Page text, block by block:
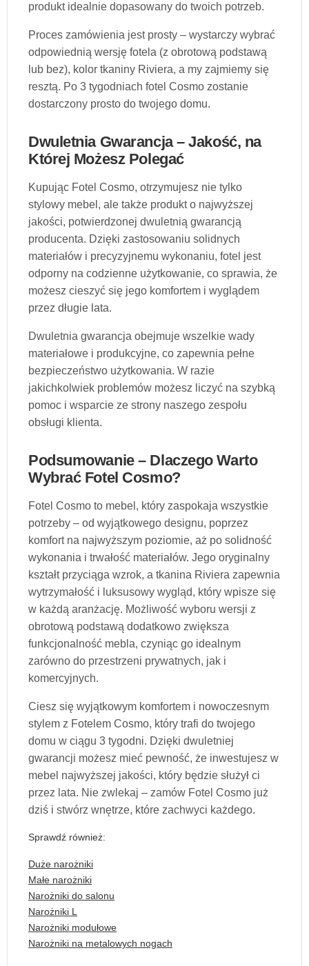
produkt idealnie dopasowany do twoich potrzeb.
Proces zamówienia jest prosty – wystarczy wybrać
odpowiednią wersję fotela (z obrotową podstawą
lub bez), kolor tkaniny Riviera, a my zajmiemy się
resztą. Po 3 tygodniach fotel Cosmo zostanie
dostarczony prosto do twojego domu.
Dwuletnia Gwarancja – Jakość, na
Której Możesz Polegać
Kupując Fotel Cosmo, otrzymujesz nie tylko
stylowy mebel, ale także produkt o najwyższej
jakości, potwierdzonej dwuletnią gwarancją
producenta. Dzięki zastosowaniu solidnych
materiałów i precyzyjnemu wykonaniu, fotel jest
odporny na codzienne użytkowanie, co sprawia, że
możesz cieszyć się jego komfortem i wyglądem
przez długie lata.
Dwuletnia gwarancja obejmuje wszelkie wady
materiałowe i produkcyjne, co zapewnia pełne
bezpieczeństwo użytkowania. W razie
jakichkolwiek problemów możesz liczyć na szybką
pomoc i wsparcie ze strony naszego zespołu
obsługi klienta.
Podsumowanie – Dlaczego Warto
Wybrać Fotel Cosmo?
Fotel Cosmo to mebel, który zaspokaja wszystkie
potrzeby – od wyjątkowego designu, poprzez
komfort na najwyższym poziomie, aż po solidność
wykonania i trwałość materiałów. Jego oryginalny
kształt przyciąga wzrok, a tkanina Riviera zapewnia
wytrzymałość i luksusowy wygląd, który wpisze się
w każdą aranżację. Możliwość wyboru wersji z
obrotową podstawą dodatkowo zwiększa
funkcjonalność mebla, czyniąc go idealnym
zarówno do przestrzeni prywatnych, jak i
komercyjnych.
Ciesz się wyjątkowym komfortem i nowoczesnym
stylem z Fotelem Cosmo, który trafi do twojego
domu w ciągu 3 tygodni. Dzięki dwuletniej
gwarancji możesz mieć pewność, że inwestujesz w
mebel najwyższej jakości, który będzie służył ci
przez lata. Nie zwlekaj – zamów Fotel Cosmo już
dziś i stwórz wnętrze, które zachwyci każdego.
Sprawdź również:
Duże narożniki
Małe narożniki
Narożniki do salonu
Narożniki L
Narożniki modułowe
Narożniki na metalowych nogach